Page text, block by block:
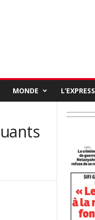
MONDE L’EXPRESS